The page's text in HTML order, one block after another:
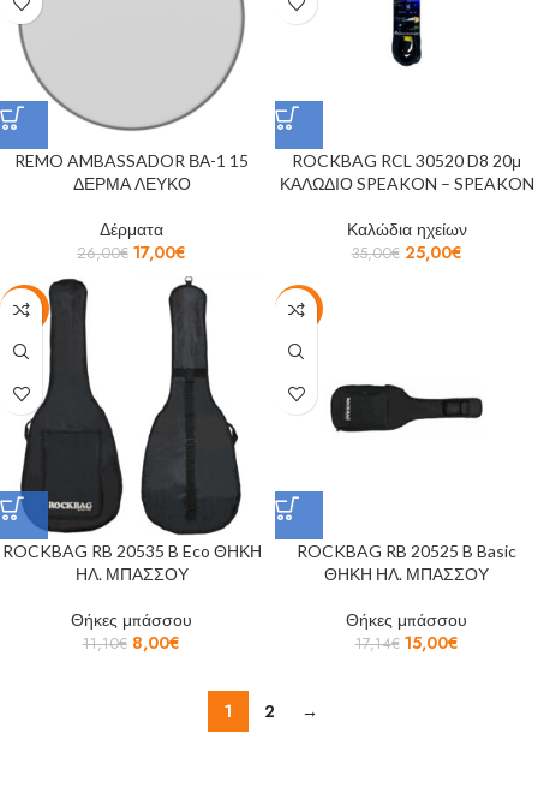
REMO AMBASSADOR ΒΑ-1 15
ΔΕΡΜΑ ΛΕΥΚΟ
Δέρματα
26,00€ 17,00€
ROCKBAG RCL 30520 D8 20μ
ΚΑΛΩΔΙΟ SPEAKON – SPEAKON
Καλώδια ηχείων
35,00€ 25,00€
-28%
ROCKBAG RB 20535 B Eco ΘΗΚΗ
ΗΛ. ΜΠΑΣΣΟΥ
Θήκες μπάσσου
11,10€ 8,00€
-12%
ROCKBAG RB 20525 B Basic
ΘΗΚΗ ΗΛ. ΜΠΑΣΣΟΥ
Θήκες μπάσσου
17,14€ 15,00€
1 2 →